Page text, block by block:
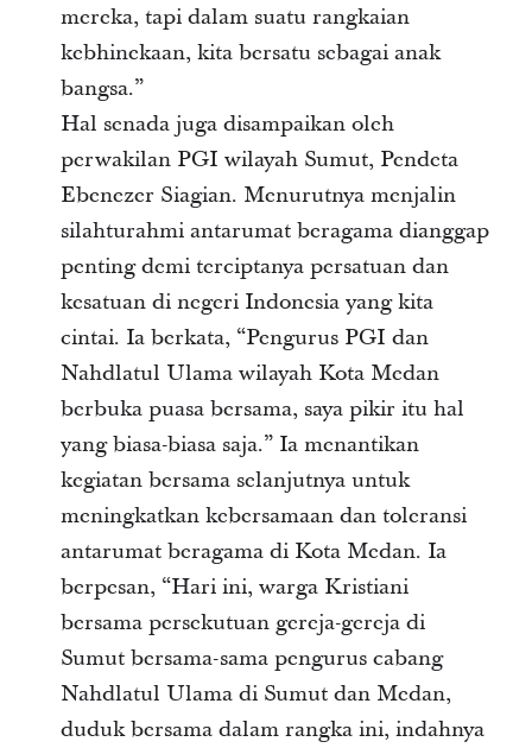
mereka, tapi dalam suatu rangkaian
kebhinekaan, kita bersatu sebagai anak
bangsa.”
Hal senada juga disampaikan oleh
perwakilan PGI wilayah Sumut, Pendeta
Ebenezer Siagian. Menurutnya menjalin
silahturahmi antarumat beragama dianggap
penting demi terciptanya persatuan dan
kesatuan di negeri Indonesia yang kita
cintai. Ia berkata, “Pengurus PGI dan
Nahdlatul Ulama wilayah Kota Medan
berbuka puasa bersama, saya pikir itu hal
yang biasa-biasa saja.” Ia menantikan
kegiatan bersama selanjutnya untuk
meningkatkan kebersamaan dan toleransi
antarumat beragama di Kota Medan. Ia
berpesan, “Hari ini, warga Kristiani
bersama persekutuan gereja-gereja di
Sumut bersama-sama pengurus cabang
Nahdlatul Ulama di Sumut dan Medan,
duduk bersama dalam rangka ini, indahnya